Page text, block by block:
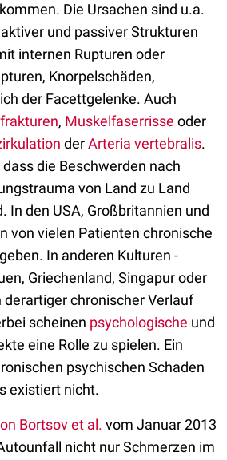
Die Ursachen sind u.a.
aktiver und passiver Strukturen
internen Rupturen oder
Knorpelschäden,
der Facettgelenke. Auch
, Muskelfaserrisse oder
derArteria vertebralis.
die Beschwerden nach
von Land zu Land
In den USA, Großbritannien und
von vielen Patienten chronische
In anderen Kulturen -
Griechenland, Singapur oder
derartiger chronischer Verlauf
scheinen psychologische und
eine Rolle zu spielen. Ein
psychischen Schaden
existiert nicht.
Bortsov et al. vom Januar 2013
nicht nur Schmerzen im